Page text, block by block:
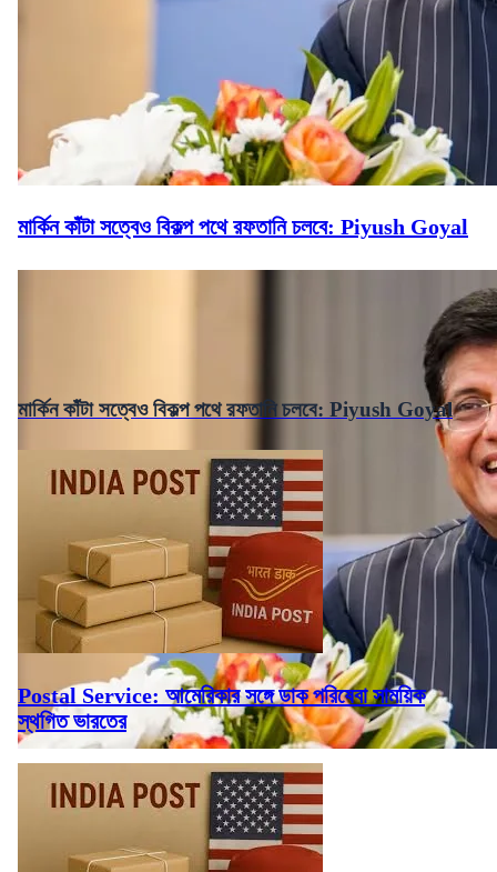
মার্কিন কাঁটা সত্বেও বিকল্প পথে রফতানি চলবে: Piyush Goyal
মার্কিন কাঁটা সত্বেও বিকল্প পথে রফতানি চলবে: Piyush Goyal
Postal Service: আমেরিকার সঙ্গে ডাক পরিষেবা সাময়িক
স্থগিত ভারতের